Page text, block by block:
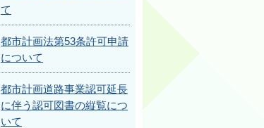
て
都市計画法第53条許可申請
について
都市計画道路事業認可延長
に伴う認可図書の縦覧につ
いて